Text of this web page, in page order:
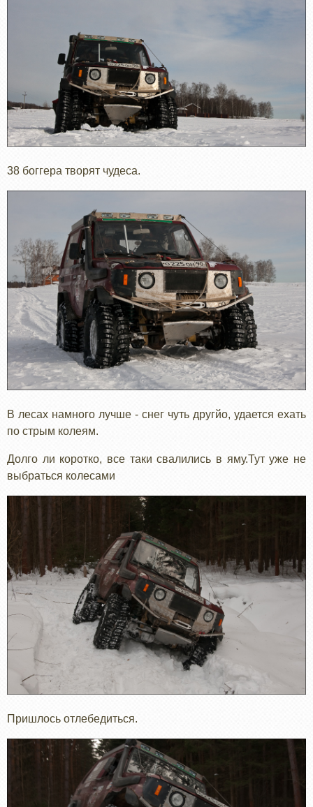
38 боггера творят чудеса.
В лесах намного лучше - снег чуть другйо, удается ехать
по стрым колеям.
Долго ли коротко, все таки свалились в яму.Тут уже не
выбраться колесами
Пришлось отлебедиться.